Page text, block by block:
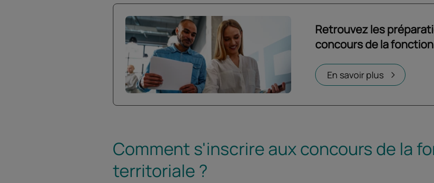
Retrouvez les
concours de la
En savoir plus
Ouvrir dans un nouvel onglet
Comment s'inscrire aux concours de la
territoriale ?